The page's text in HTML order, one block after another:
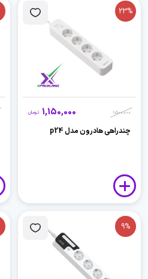
23%
1,500,000
1,150,000 تومان
چندراهی هادرون مدل p24
9%